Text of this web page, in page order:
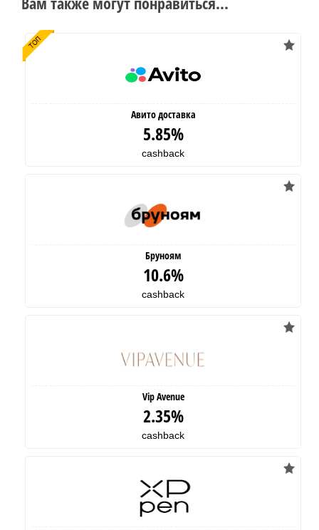
Авито доставка
5.85%
cashback
Бруноям
10.6%
cashback
Vip Avenue
2.35%
cashback